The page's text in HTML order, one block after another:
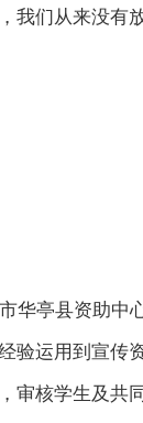
我们从来没有
华亭县资助中
验运用到宣传
审核学生及共